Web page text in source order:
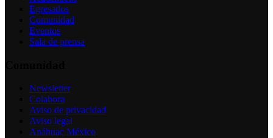
Egresados
Comunidad
Eventos
Sala de prensa
Newsletter
Colabora
Aviso de privacidad
Aviso legal
Anáhuac México